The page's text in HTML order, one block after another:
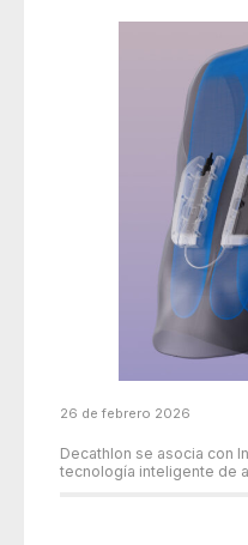
26 de febrero 2026
Decathlon se asocia con
tecnología inteligente de